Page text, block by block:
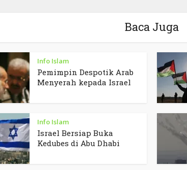
Baca Juga
Info Islam
Pemimpin Despotik Arab
Menyerah kepada Israel
Info Islam
Israel Bersiap Buka
Kedubes di Abu Dhabi